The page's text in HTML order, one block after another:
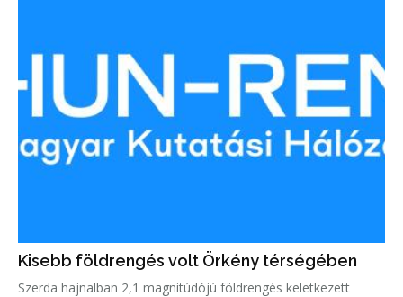
Kisebb földrengés volt Örkény térségében
Szerda hajnalban 2,1 magnitúdójú földrengés keletkezett